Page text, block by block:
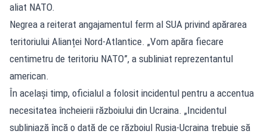
aliat NATO.
Negrea a reiterat angajamentul ferm al SUA privind apărarea
teritoriului Alianței Nord-Atlantice. „Vom apăra fiecare
centimetru de teritoriu NATO”, a subliniat reprezentantul
american.
În același timp, oficialul a folosit incidentul pentru a accentua
necesitatea încheierii războiului din Ucraina. „Incidentul
subliniază încă o dată de ce războiul Rusia-Ucraina trebuie să